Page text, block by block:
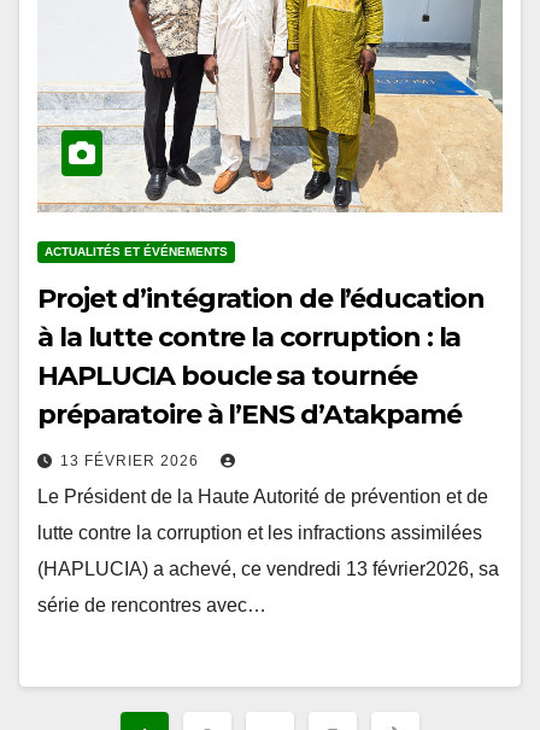
Projet d’intégration de l’éducation
à la lutte contre la corruption : la
HAPLUCIA boucle sa tournée
préparatoire à l’ENS d’Atakpamé
13 FÉVRIER 2026
Le Président de la Haute Autorité de prévention et de
lutte contre la corruption et les infractions assimilées
(HAPLUCIA) a achevé, ce vendredi 13 février2026, sa
série de rencontres avec…
Pagination
1